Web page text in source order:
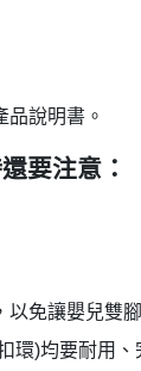
說明書。
要注意：
免讓嬰兒雙
環)均要耐用、